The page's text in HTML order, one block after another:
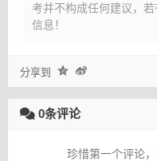
考并不构成任何建议， 若
信息！
分享到
0条评论
珍惜第一个评论